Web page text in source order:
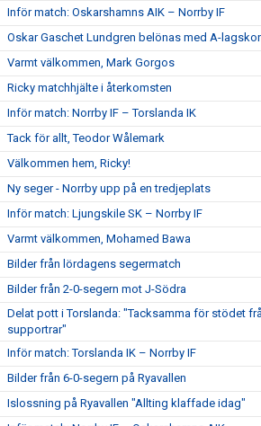
Inför match: Oskarshamns AIK – Norrby IF
Oskar Gaschet Lundgren belönas med A-
Varmt välkommen, Mark Gorgos
Ricky matchhjälte i återkomsten
Inför match: Norrby IF – Torslanda IK
Tack för allt, Teodor Wålemark
Välkommen hem, Ricky!
Ny seger - Norrby upp på en tredjeplats
Inför match: Ljungskile SK – Norrby IF
Varmt välkommen, Mohamed Bawa
Bilder från lördagens segermatch
Bilder från 2-0-segern mot J-Södra
Delat pott i Torslanda: "Tacksamma för stödet
supportrar"
Inför match: Torslanda IK – Norrby IF
Bilder från 6-0-segern på Ryavallen
Islossning på Ryavallen "Allting klaffade idag"